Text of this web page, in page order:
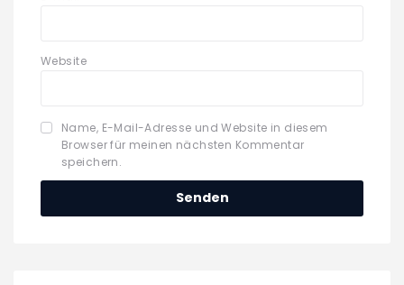
Website
Name, E-Mail-Adresse und Website in diesem
Browser für meinen nächsten Kommentar
speichern.